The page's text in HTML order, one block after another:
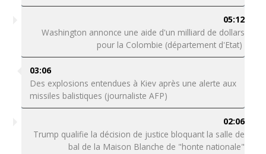
05:12
Washington annonce une aide d'un milliard de dollars
pour la Colombie (département d'Etat)
03:06
Des explosions entendues à Kiev après une alerte aux
missiles balistiques (journaliste AFP)
02:06
Trump qualifie la décision de justice bloquant la salle de
bal de la Maison Blanche de "honte nationale"